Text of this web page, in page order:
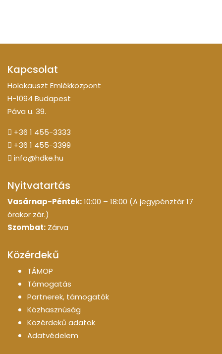
Kapcsolat
Holokauszt Emlékközpont
H-1094 Budapest
Páva u. 39.
+36 1 455-3333
+36 1 455-3399
info@hdke.hu
Nyitvatartás
Vasárnap-Péntek:10:00 – 18:00 (A jegypénztár 17
órakor zár.)
Szombat: Zárva
Közérdekű
TÁMOP
Támogatás
Partnerek, támogatók
Közhasznúság
Közérdekű adatok
Adatvédelem